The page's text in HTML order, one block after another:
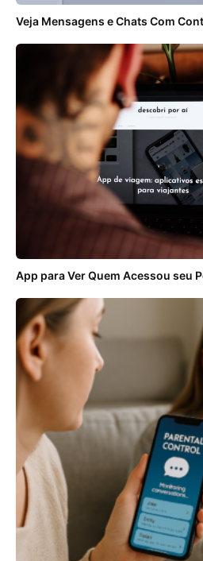
Veja Mensagens e Chats Com
App para Ver Quem Acessou seu